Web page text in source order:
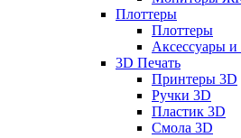
Плоттеры
Плоттеры
Аксессуары и
3D Печать
Принтеры 3D
Ручки 3D
Пластик 3D
Смола 3D